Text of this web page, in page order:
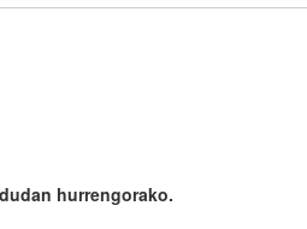
hurrengorako.